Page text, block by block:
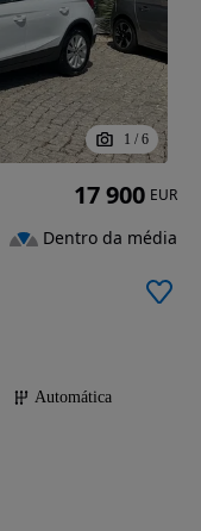
1 / 6
Automática
17 900 EUR
Dentro da média